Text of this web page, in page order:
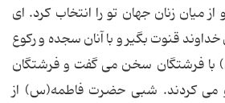
از میان زنان جهان تو را انتخاب کرد. ای
خداوند قنوت بگیر و با آنان سجده و رکوع
فرشتگان سخن می گفت و فرشتگان
می کردند. شبی حضرت فاطمه(س) از